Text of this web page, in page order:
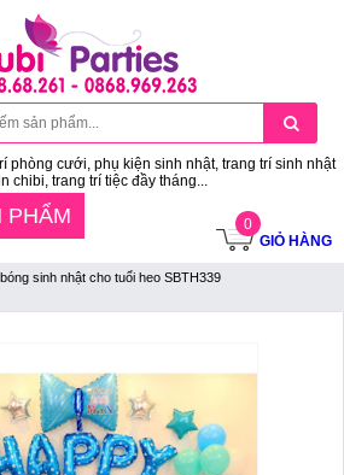
phòng cưới, phụ kiện sinh nhật, trang trí sinh nhật
chibi, trang trí tiệc đầy tháng...
0
GIỎ HÀNG
PHẨM
sinh nhật cho tuổi heo SBTH339